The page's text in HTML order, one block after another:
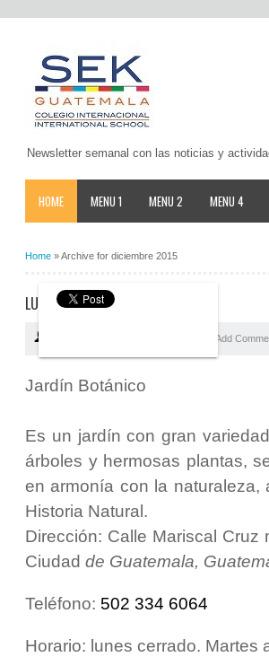
Newsletter semanal con las noticias y
HOME MENU 1 MENU 2 MENU 4
Home »Archive for diciembre 2015
LUGARES PARA VISITAR EN FAMILIA
Add
Jardín Botánico
Es un jardín con gran
árboles y hermosas plantas,
en armonía con la
Historia Natural.
Dirección: Calle Mariscal Cruz
Ciudad de Guatemala,
Teléfono: 502 334 6064
Horario: lunes cerrado. Martes